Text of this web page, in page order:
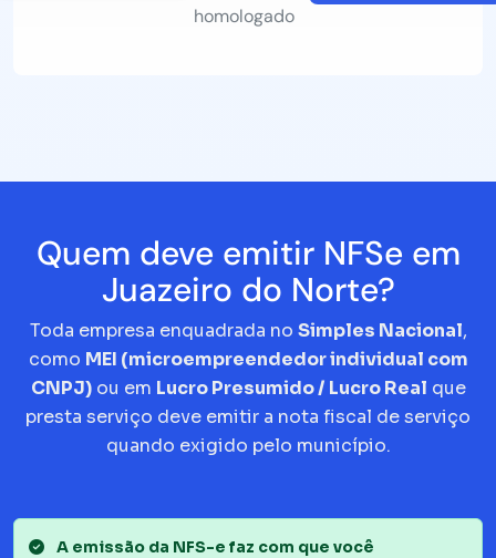
homologado
Quem deve emitir NFSe em
Juazeiro do Norte?
Toda empresa enquadrada no Simples Nacional,
como MEI (microempreendedor individual com
CNPJ)ou em Lucro Presumido / Lucro Real que
presta serviço deve emitir a nota fiscal de serviço
quando exigido pelo município.
A emissão da NFS-e faz com que você